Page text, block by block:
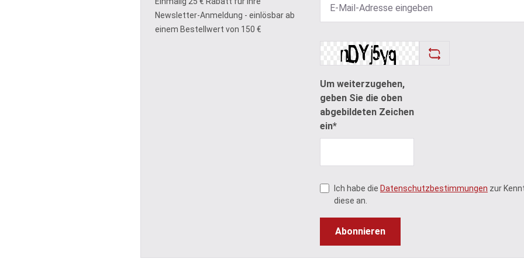
Newsletter-Anmeldung - einlösbar ab
einem Bestellwert von 150 €
Um weiterzugehen,
geben Sie die oben
abgebildeten Zeichen
ein*
Ich habe die Datenschutzbestimmungen zur
diese an.
Abonnieren